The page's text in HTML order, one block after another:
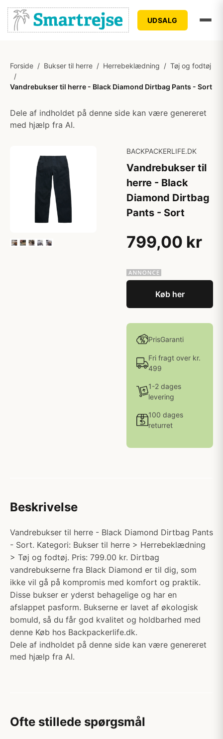
UDSALG
Forside / Bukser til herre / Herrebeklædning / Tøj og fodtøj
/
Vandrebukser til herre - Black Diamond Dirtbag Pants - Sort
Dele af indholdet på denne side kan være genereret
med hjælp fra AI.
BACKPACKERLIFE.DK
Vandrebukser til
herre - Black
Diamond Dirtbag
Pants - Sort
799,00 kr
Køb her
PrisGaranti
Fri fragt over kr.
499
1-2 dages
levering
100 dages
returret
Beskrivelse
Vandrebukser til herre - Black Diamond Dirtbag Pants
- Sort. Kategori: Bukser til herre > Herrebeklædning
> Tøj og fodtøj. Pris: 799.00 kr. Dirtbag
vandrebukserne fra Black Diamond er til dig, som
ikke vil gå på kompromis med komfort og praktik.
Disse bukser er yderst behagelige og har en
afslappet pasform. Bukserne er lavet af økologisk
bomuld, så du får god kvalitet og holdbarhed med
denne Køb hos Backpackerlife.dk.
Dele af indholdet på denne side kan være genereret
med hjælp fra AI.
Ofte stillede spørgsmål